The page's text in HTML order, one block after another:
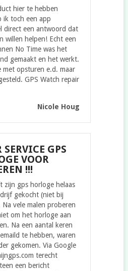
hier te hebben
ik toch een app
direct een antwoord dat
willen helpen! Echt een
No Time was het
gemaakt en het werkt.
met opsturen e.d. maar
GPS Watch repair
Nicole Houg
SERVICE GPS
VOOR
!!!
zijn gps horloge helaas
gekocht (niet bij
vele malen proberen
om het horloge aan
Na een aantal keren
te hebben, waren
gekomen. Via Google
terecht
een bericht